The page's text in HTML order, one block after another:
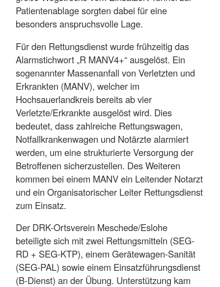
Patientenablage sorgten dabei für eine
besonders anspruchsvolle Lage.
Für den Rettungsdienst wurde frühzeitig das
Alarmstichwort „R MANV4+“ ausgelöst. Ein
sogenannter Massenanfall von Verletzten und
Erkrankten (MANV), welcher im
Hochsauerlandkreis bereits ab vier
Verletzte/Erkrankte ausgelöst wird. Dies
bedeutet, dass zahlreiche Rettungswagen,
Notfallkrankenwagen und Notärzte alarmiert
werden, um eine strukturierte Versorgung der
Betroffenen sicherzustellen. Des Weiteren
kommen bei einem MANV ein Leitender Notarzt
und ein Organisatorischer Leiter Rettungsdienst
zum Einsatz.
Der DRK-Ortsverein Meschede/Eslohe
beteiligte sich mit zwei Rettungsmitteln (SEG-
RD + SEG-KTP), einem Gerätewagen-Sanität
(SEG-PAL) sowie einem Einsatzführungsdienst
(B-Dienst) an der Übung. Unterstützung kam